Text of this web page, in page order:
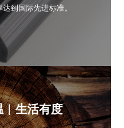
到国际先进标准。
| 生活有度